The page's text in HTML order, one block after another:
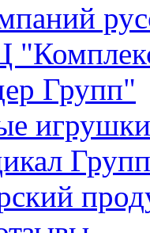
Групп"
игрушки
Групп